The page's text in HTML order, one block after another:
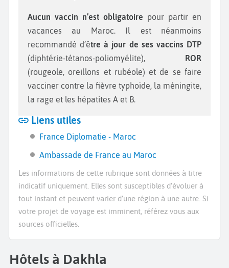
Aucun vaccin n’est obligatoire pour partir en
vacances au Maroc. Il est néanmoins
recommandé d’être à jour de ses vaccins DTP
(diphtérie-tétanos-poliomyélite), ROR
(rougeole, oreillons et rubéole) et de se faire
vacciner contre la fièvre typhoïde, la méningite,
la rage et les hépatites A et B.
Liens utiles
France Diplomatie - Maroc
Ambassade de France au Maroc
Les informations de cette rubrique sont données à titre
indicatif uniquement. Elles sont susceptibles d’évoluer à
tout instant et peuvent varier d’une région à une autre. Si
votre projet de voyage est imminent, référez vous aux
sources officielles.
Hôtels à Dakhla